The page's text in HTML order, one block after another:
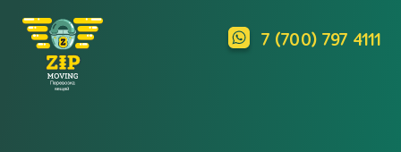
7 (700) 797 4111